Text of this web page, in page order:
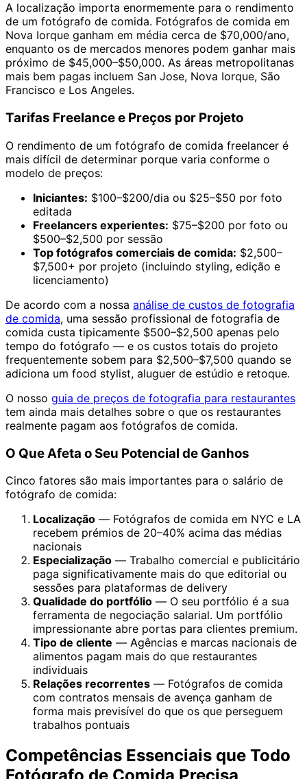
A localização importa enormemente para o rendimento
de um fotógrafo de comida. Fotógrafos de comida em
Nova Iorque ganham em média cerca de $70,000/ano,
enquanto os de mercados menores podem ganhar mais
próximo de $45,000–$50,000. As áreas metropolitanas
mais bem pagas incluem San Jose, Nova Iorque, São
Francisco e Los Angeles.
Tarifas Freelance e Preços por Projeto
O rendimento de um fotógrafo de comida freelancer é
mais difícil de determinar porque varia conforme o
modelo de preços:
Iniciantes: $100–$200/dia ou $25–$50 por foto
editada
Freelancers experientes: $75–$200 por foto ou
$500–$2,500 por sessão
Top fotógrafos comerciais de comida: $2,500–
$7,500+ por projeto (incluindo styling, edição e
licenciamento)
De acordo com a nossa análise de custos de fotografia
de comida, uma sessão profissional de fotografia de
comida custa tipicamente $500–$2,500 apenas pelo
tempo do fotógrafo — e os custos totais do projeto
frequentemente sobem para $2,500–$7,500 quando se
adiciona um food stylist, aluguer de estúdio e retoque.
O nosso guia de preços de fotografia para restaurantes
tem ainda mais detalhes sobre o que os restaurantes
realmente pagam aos fotógrafos de comida.
O Que Afeta o Seu Potencial de Ganhos
Cinco fatores são mais importantes para o salário de
fotógrafo de comida:
Localização — Fotógrafos de comida em NYC e LA
recebem prémios de 20–40% acima das médias
nacionais
Especialização — Trabalho comercial e publicitário
paga significativamente mais do que editorial ou
sessões para plataformas de delivery
Qualidade do portfólio — O seu portfólio é a sua
ferramenta de negociação salarial. Um portfólio
impressionante abre portas para clientes premium.
Tipo de cliente — Agências e marcas nacionais de
alimentos pagam mais do que restaurantes
individuais
Relações recorrentes — Fotógrafos de comida
com contratos mensais de avença ganham de
forma mais previsível do que os que perseguem
trabalhos pontuais
Competências Essenciais que Todo